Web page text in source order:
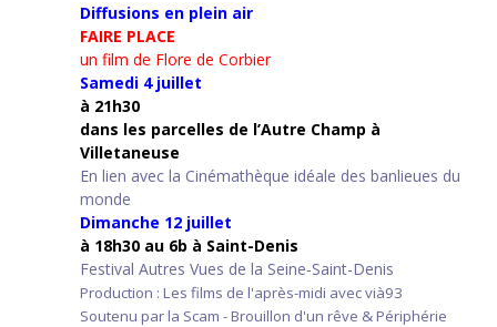
Diffusions en plein air
FAIRE PLACE
un film de Flore de Corbier
Samedi 4 juillet
à 21h30
dans les parcelles de l’Autre Champ à
Villetaneuse
En lien avec la Cinémathèque idéale des banlieues du
monde
Dimanche 12 juillet
à 18h30 au 6b à Saint-Denis
Festival Autres Vues de la Seine-Saint-Denis
Production : Les films de l'après-midi avec vià93
Soutenu par la Scam - Brouillon d'un rêve & Périphérie